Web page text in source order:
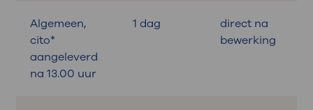
Algemeen,
cito*
aangeleverd
na 13.00 uur
1 dag
direct na
bewerking